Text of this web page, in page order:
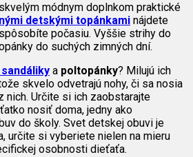
módnym doplnkom praktické
detskými topánkami nájdete
počasiu. Vyššie strihy do
do suchých zimných dní.
a poltopánky? Milujú ich
skvelo odvetrajú nohy, či sa nosia
nich. Určite si ich zaobstarajte
nosiť doma, jedny ako
do školy. Svet detskej obuvi je
určite si vyberiete nielen na mieru
osobnosti dieťaťa.